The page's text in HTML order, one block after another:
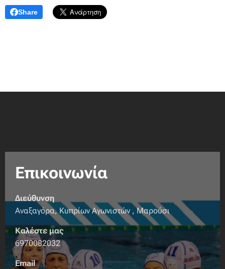
Share
Επικοινωνία
Διεύθυνση
Αναξαγόρα, Κυπρίων Αγωνιστών , Μαρούσι
Καλέστε μας
6970082032
Email